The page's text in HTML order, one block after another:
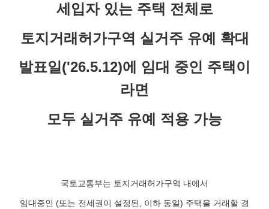
세입자 있는 주택 전체로
토지거래허가구역 실거주 유예 확대
발표일('26.5.12)에 임대 중인 주택이
라면
모두 실거주 유예 적용 가능
국토교통부는 토지거래허가구역 내에서
임대중인 (또는 전세권이 설정된, 이하 동일) 주택을 거래할 경